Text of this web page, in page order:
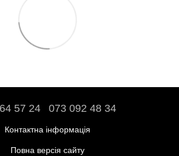
57 24 073 092 48 34
Контактна інформація
Повна версія сайту